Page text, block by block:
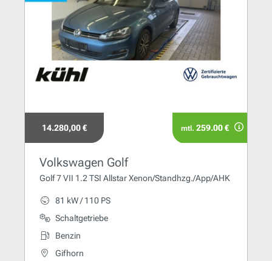
14.280,00 € mtl. 259.00 €
Volkswagen Golf
Golf 7 VII 1.2 TSI Allstar Xenon/Standhzg./App/AHK
81 kW / 110 PS
Schaltgetriebe
Benzin
Gifhorn